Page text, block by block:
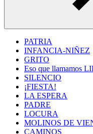
PATRIA
INFANCIA-NIÑEZ
GRITO
Eso que llamamos
SILENCIO
¡FIESTA!
LA ESPERA
PADRE
LOCURA
MOLINOS DE
CAMINOS